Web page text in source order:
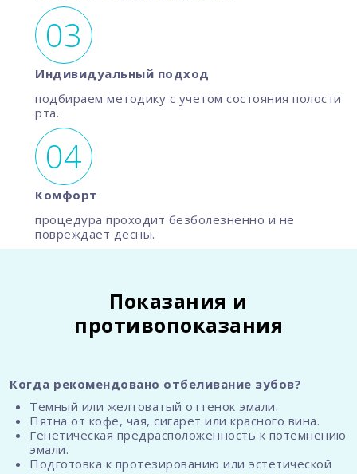
Индивидуальный подход
подбираем методику с учетом состояния полости
рта.
Комфорт
процедура проходит безболезненно и не
повреждает десны.
Показания и
противопоказания
Когда рекомендовано отбеливание зубов?
Темный или желтоватый оттенок эмали.
Пятна от кофе, чая, сигарет или красного вина.
Генетическая предрасположенность к потемнению
эмали.
Подготовка к протезированию или эстетической